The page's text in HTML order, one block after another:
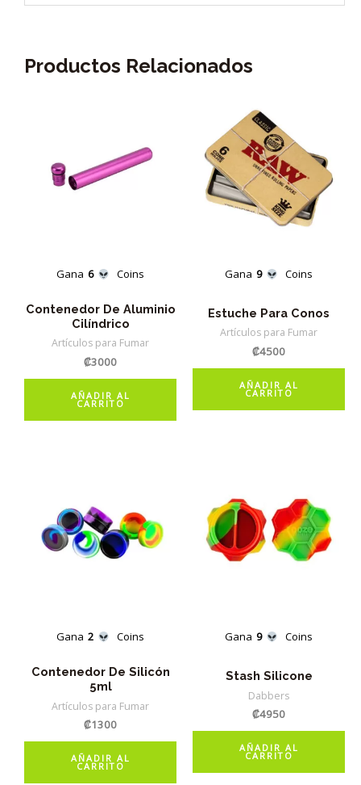
Productos Relacionados
Gana 6 Coins
Contenedor De Aluminio
Cilíndrico
Artículos para Fumar
₡3000
AÑADIR AL
CARRITO
Gana 9 Coins
Estuche Para Conos
Artículos para Fumar
₡4500
AÑADIR AL
CARRITO
Gana 2 Coins
Contenedor De Silicón
5ml
Artículos para Fumar
₡1300
AÑADIR AL
CARRITO
Gana 9 Coins
Stash Silicone
Dabbers
₡4950
AÑADIR AL
CARRITO